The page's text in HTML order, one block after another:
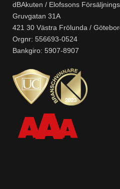
dBAkuten / Elofssons
Gruvgatan 31A
421 30 Västra Frölunda /
Orgnr: 556693-0524
Bankgiro: 5907-8907